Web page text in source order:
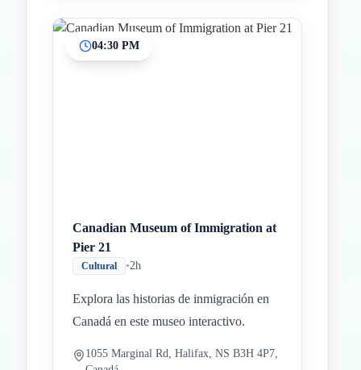
04:30 PM
Canadian Museum of Immigration at
Pier 21
Cultural •2h
Explora las historias de inmigración en
Canadá en este museo interactivo.
1055 Marginal Rd, Halifax, NS B3H 4P7,